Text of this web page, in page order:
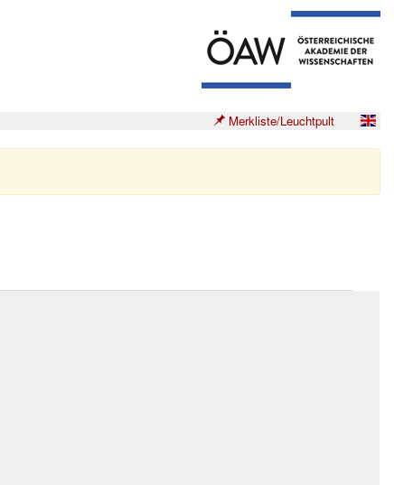
Merkliste/Leuchtpult